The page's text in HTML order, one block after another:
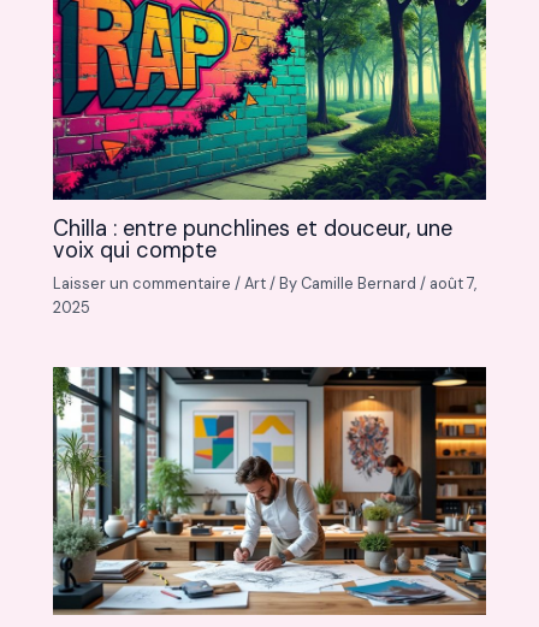
Chilla : entre punchlines et douceur, une
voix qui compte
Laisser un commentaire /Art/ By Camille Bernard/ août 7,
2025